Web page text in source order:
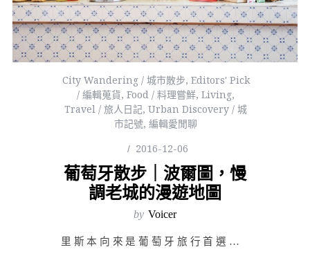
City Wandering / 城市散步, Editors' Pick
/ 編輯蒐貨,Food / 料理嘗鮮,Living,
Travel / 旅人日記,Urban Discovery / 城
市記號,編輯愛閒聊
2016-12-06
葡萄牙散步｜波爾圖，慢
調老城的漫遊地圖
by Voicer
里斯本向來是葡萄牙旅行首選，也是，首都嘛，怎麽也不會錯。後來陸續聽聞不同朋友提起波爾圖，一句句「你一…